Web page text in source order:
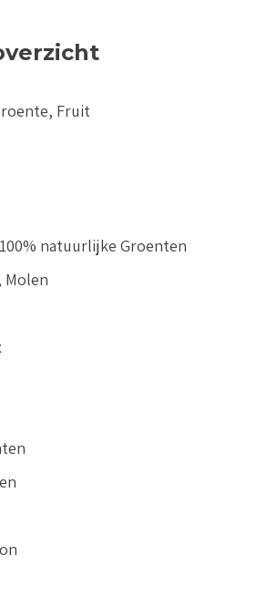
Fruit
natuurlijke Groenten
Molen